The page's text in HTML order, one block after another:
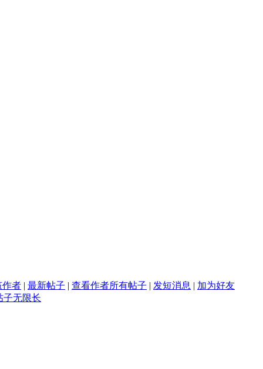
作者 | 最新帖子 | 查看作者所有帖子 | 发短消息 | 加为好友
子无限长